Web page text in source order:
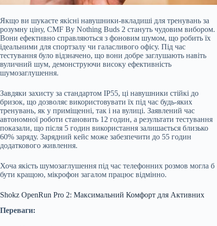
Якщо ви шукаєте якісні навушники-вкладиші для тренувань за
розумну ціну, CMF By Nothing Buds 2 стануть чудовим вибором.
Вони ефективно справляються з фоновим шумом, що робить їх
ідеальними для спортзалу чи галасливого офісу. Під час
тестування було відзначено, що вони добре заглушають навіть
вуличний шум, демонструючи високу ефективність
шумозаглушення.
Завдяки захисту за стандартом IP55, ці навушники стійкі до
бризок, що дозволяє використовувати їх під час будь-яких
тренувань, як у приміщенні, так і на вулиці. Заявлений час
автономної роботи становить 12 годин, а результати тестування
показали, що після 5 годин використання залишається близько
60% заряду. Зарядний кейс може забезпечити до 55 годин
додаткового живлення.
Хоча якість шумозаглушення під час телефонних розмов могла б
бути кращою, мікрофон загалом працює відмінно.
Shokz OpenRun Pro 2: Максимальний Комфорт для Активних
Переваги: